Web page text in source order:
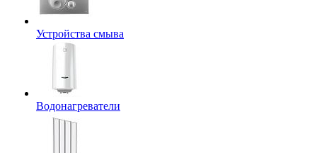
Устройства смыва
Водонагреватели